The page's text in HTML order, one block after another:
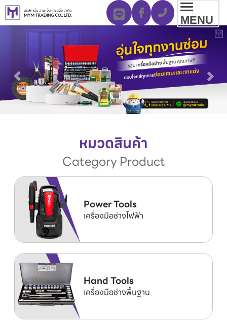
MENU
หมวดสินค้า
Category Product
Power Tools
เครื่องมือช่างไฟฟ้า
Hand Tools
เครื่องมือช่างพื้นฐาน